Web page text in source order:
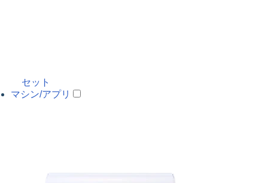
セット
マシン/アプリ